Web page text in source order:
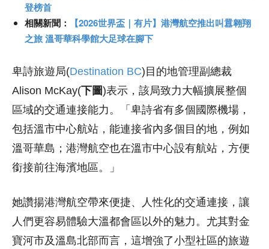
登榜首
相關新聞： 【2026世界盃｜有片】港灣航空推出叫囂翱翔
之旅 溫哥華科學館大足球在腳下
卑詩旅遊局(Destination BC)目的地管理副總裁
Alison McKay(下圖)表示，該局致力大幅擴展整個
區域的交通連接能力。「卑詩省有多個國際機場，
包括溫市中心航站，能連接省內多個目的地，例如
溫哥華島；港灣航空也在溫市中心設有航站，方便
銜接前往海濱地區。」
她讚揚港灣航空帶來便捷、人性化的交通連接，讓
人們更容易體驗大溫都會區以外的魅力。尤其對金
寶河市及溫島北部而言，這增強了小型社區的旅遊